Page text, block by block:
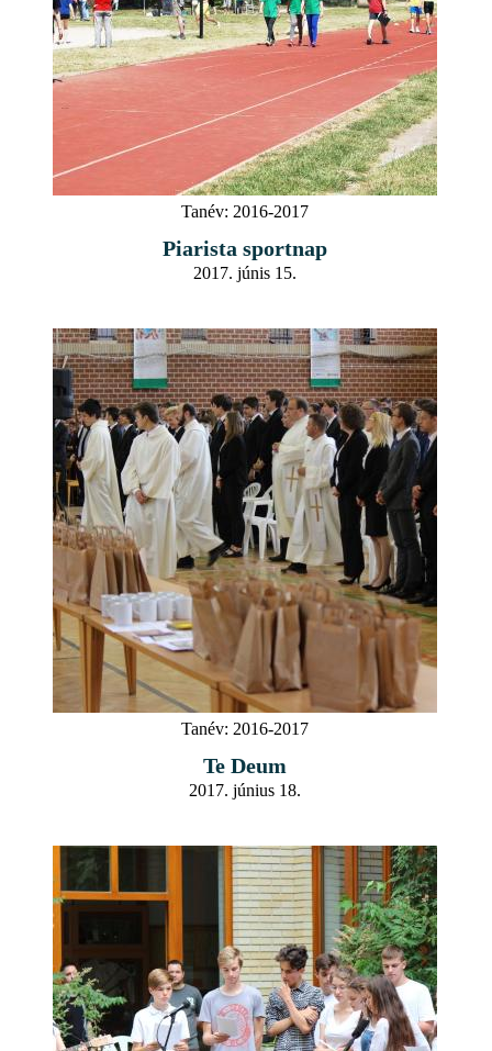
Tanév: 2016-2017
Piarista sportnap
2017. júnis 15.
Tanév: 2016-2017
Te Deum
2017. június 18.